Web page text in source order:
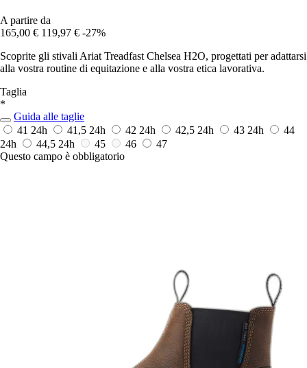
A partire da
165,00 € 119,97 € -27%
Scoprite gli stivali Ariat Treadfast Chelsea H2O, progettati per adattarsi
alla vostra routine di equitazione e alla vostra etica lavorativa.
Taglia
*
Guida alle taglie
41 24h 41,5 24h 42 24h 42,5 24h 43 24h
44
24h
44,5 24h 45 46
47
Questo campo è obbligatorio